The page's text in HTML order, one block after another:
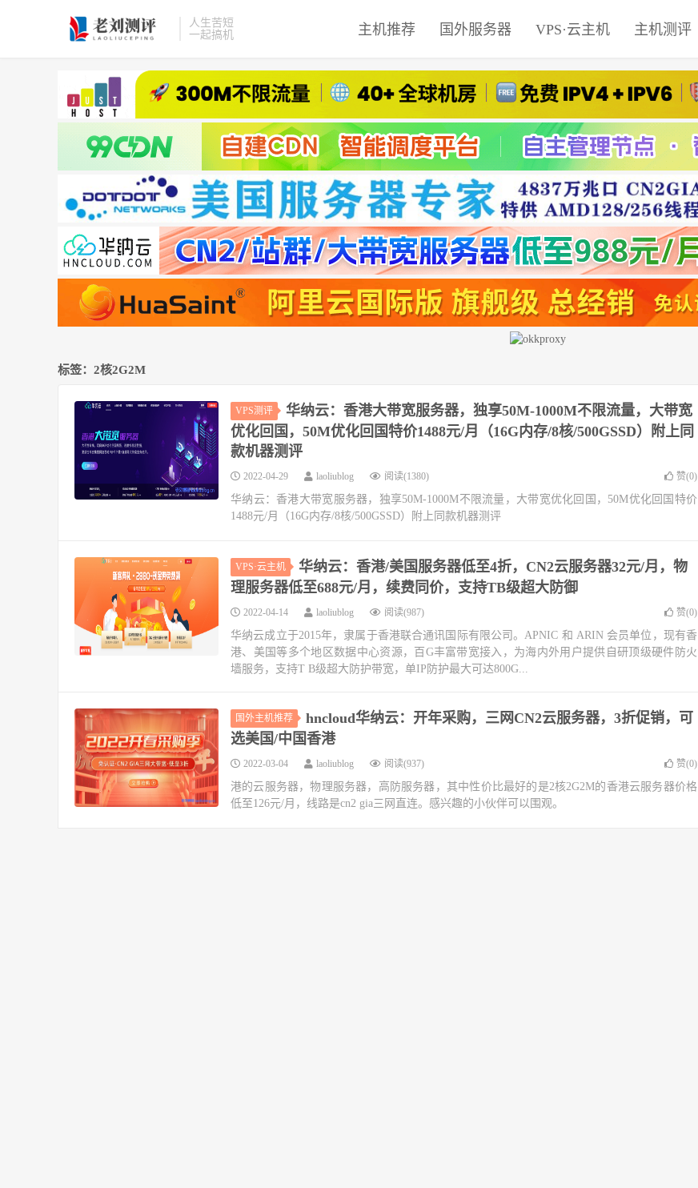
人生苦短
一起搞机
主机推荐 国外服务器 VPS·云主机 主机测评
标签：2核2G2M
VPS测评
华纳云：香港大带宽服务器，独享50M-1000M不限流量，大带宽
优化回国，50M优化回国特价1488元/月（16G内存/8核/500GSSD）附上同
款机器测评
2022-04-29 laoliublog 阅读(1380) 赞(0)
华纳云：香港大带宽服务器，独享50M-1000M不限流量，大带宽优化回国，50M优化回国特价
1488元/月（16G内存/8核/500GSSD）附上同款机器测评
VPS·云主机
华纳云：香港/美国服务器低至4折，CN2云服务器32元/月，物
理服务器低至688元/月，续费同价，支持TB级超大防御
2022-04-14 laoliublog 阅读(987) 赞(0)
华纳云成立于2015年，隶属于香港联合通讯国际有限公司。APNIC 和 ARIN 会员单位，现有香
港、美国等多个地区数据中心资源，百G丰富带宽接入，为海内外用户提供自研顶级硬件防火
墙服务，支持T B级超大防护带宽，单IP防护最大可达800G...
国外主机推荐
hncloud华纳云：开年采购，三网CN2云服务器，3折促销，可
选美国/中国香港
2022-03-04 laoliublog 阅读(937) 赞(0)
港的云服务器，物理服务器，高防服务器，其中性价比最好的是2核2G2M的香港云服务器价格
低至126元/月，线路是cn2 gia三网直连。感兴趣的小伙伴可以围观。